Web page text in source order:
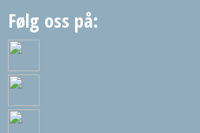
Følg oss på: